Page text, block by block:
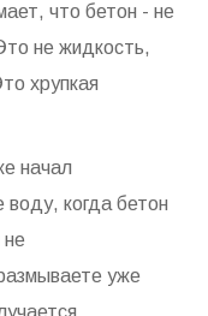
что бетон - не
не жидкость,
хрупкая
начал
когда бетон
уже